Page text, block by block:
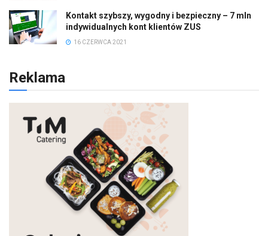
Kontakt szybszy, wygodny i bezpieczny – 7 mln
indywidualnych kont klientów ZUS
16 CZERWCA 2021
Reklama